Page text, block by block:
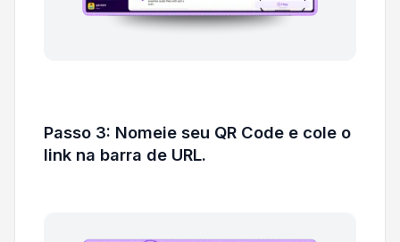
Passo 3: Nomeie seu QR Code e cole o
link na barra de URL.